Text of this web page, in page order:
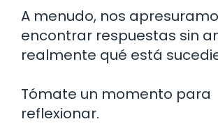
A menudo, nos
encontrar respuestas sin
realmente qué está
Tómate un momento para
reflexionar.